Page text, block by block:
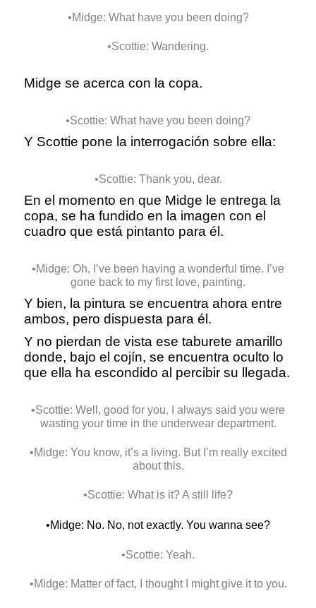
•Midge: What have you been doing?
•Scottie: Wandering.
Midge se acerca con la copa.
•Scottie: What have you been doing?
Y Scottie pone la interrogación sobre ella:
•Scottie: Thank you, dear.
En el momento en que Midge le entrega la
copa, se ha fundido en la imagen con el
cuadro que está pintanto para él.
•Midge: Oh, I’ve been having a wonderful time. I’ve
gone back to my first love, painting.
Y bien, la pintura se encuentra ahora entre
ambos, pero dispuesta para él.
Y no pierdan de vista ese taburete amarillo
donde, bajo el cojín, se encuentra oculto lo
que ella ha escondido al percibir su llegada.
•Scottie: Well, good for you. I always said you were
wasting your time in the underwear department.
•Midge: You know, it’s a living. But I’m really excited
about this.
•Scottie: What is it? A still life?
•Midge: No. No, not exactly. You wanna see?
•Scottie: Yeah.
•Midge: Matter of fact, I thought I might give it to you.